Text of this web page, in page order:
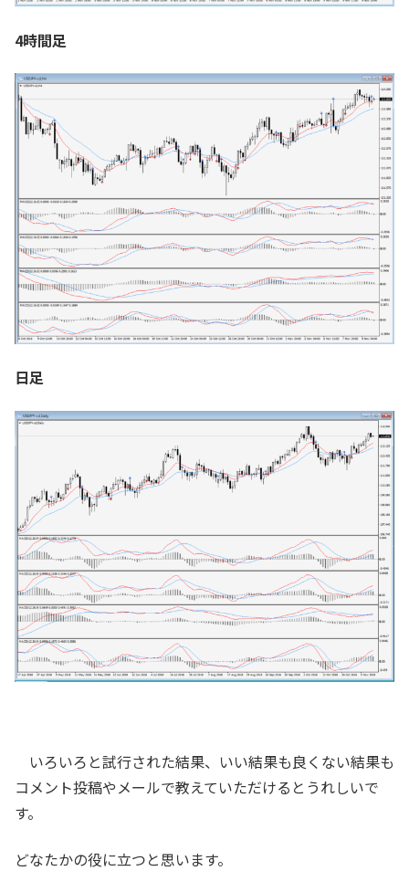
4時間足
日足
いろいろと試行された結果、いい結果も良くない結果も
コメント投稿やメールで教えていただけるとうれしいで
す。
どなたかの役に立つと思います。